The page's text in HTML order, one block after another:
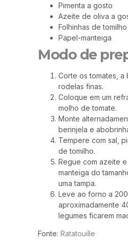
Pimenta a gosto
Azeite de oliva a
Folhinhas de
Papel-manteiga
Modo de
Corte os tomates, a
rodelas finas.
Coloque em um
molho de tomate.
Monte
berinjela e
Tempere com sal,
de tomilho.
Regue com azeite
manteiga do
uma tampa.
Leve ao forno a
aproximadamente
legumes ficarem
Fonte: Ratatouille